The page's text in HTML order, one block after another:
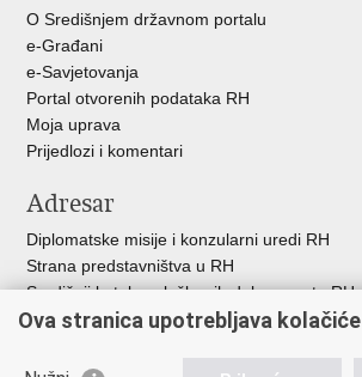
O Središnjem državnom portalu
e-Građani
e-Savjetovanja
Portal otvorenih podataka RH
Moja uprava
Prijedlozi i komentari
Adresar
Diplomatske misije i konzularni uredi RH
Strana predstavništva u RH
Središnji katalog službenih dokumenata RH
Adresar tijela javne vlasti
Besplatni telefoni javne uprave
Ova stranica upotrebljava kolačiće